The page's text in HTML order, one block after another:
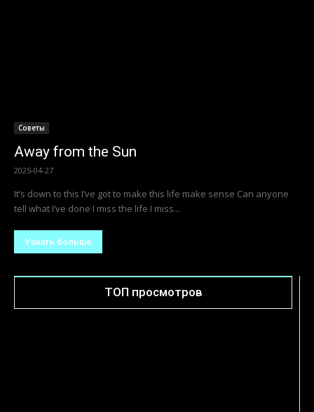
Советы
Away from the Sun
2025-04-27
It’s down to this I’ve got to make this life make sense Can anyone
tell what I’ve done I miss the life I miss...
Узнать больше
ТОП просмотров